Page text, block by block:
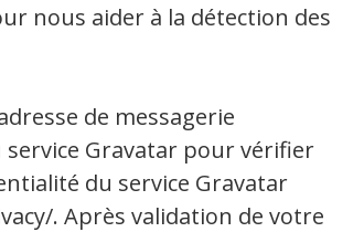
nous aider à la détection des
de messagerie
Gravatar pour vérifier
du service Gravatar
. Après validation de votre